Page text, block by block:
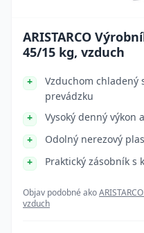
ARISTARCO
45/15 kg, vzduch
Vzduchom chladený
prevádzku
Vysoký denný výkon
Odolný nerezový
Praktický zásobník s
Objav podobné ako
vzduch